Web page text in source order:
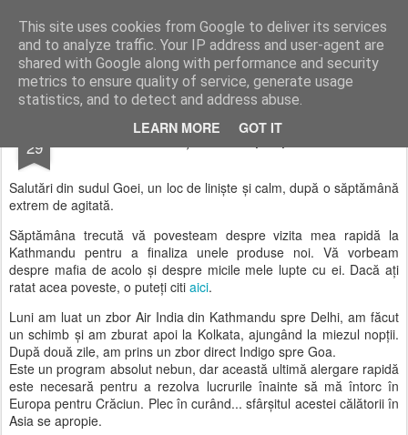
This site uses cookies from Google to deliver its services
and to analyze traffic. Your IP address and user-agent are
shared with Google along with performance and security
metrics to ensure quality of service, generate usage
statistics, and to detect and address abuse.
LEARN MORE GOT IT
AWGifts România
Home
29 Sfârșitul se apropie
Salutări din sudul Goei, un loc de liniște și calm, după o săptămână
extrem de agitată.
Săptămâna trecută vă povesteam despre vizita mea rapidă la
Kathmandu pentru a finaliza unele produse noi. Vă vorbeam
despre mafia de acolo și despre micile mele lupte cu ei. Dacă ați
ratat acea poveste, o puteți citi aici.
Luni am luat un zbor Air India din Kathmandu spre Delhi, am făcut
un schimb și am zburat apoi la Kolkata, ajungând la miezul nopții.
După două zile, am prins un zbor direct Indigo spre Goa.
Este un program absolut nebun, dar această ultimă alergare rapidă
este necesară pentru a rezolva lucrurile înainte să mă întorc în
Europa pentru Crăciun. Plec în curând... sfârșitul acestei călătorii în
Asia se apropie.